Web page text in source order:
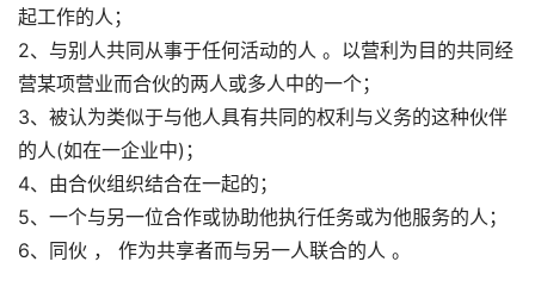
起工作的人；
2、与别人共同从事于任何活动的人 。以营利为目的共同经
营某项营业而合伙的两人或多人中的一个；
3、被认为类似于与他人具有共同的权利与义务的这种伙伴
的人(如在一企业中)；
4、由合伙组织结合在一起的；
5、一个与另一位合作或协助他执行任务或为他服务的人；
6、同伙 ， 作为共享者而与另一人联合的人 。